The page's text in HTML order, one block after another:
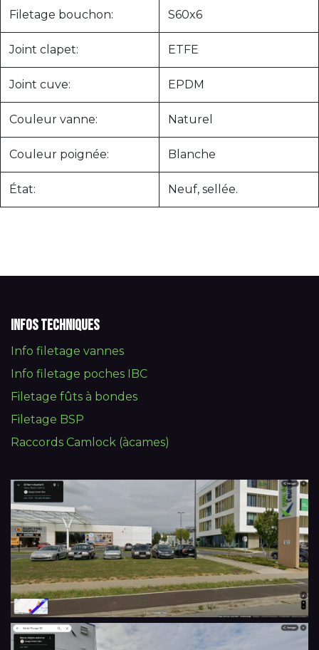
Filetage bouchon: S60x6
Joint clapet: ETFE
Joint cuve: EPDM
Couleur vanne: Naturel
Couleur poignée: Blanche
État: Neuf, sellée.
Infos techniques
Info filetage vannes
Info filetage poches IBC
Filetage fûts à bondes
Filetage BSP
Raccords Camlock (àcames)